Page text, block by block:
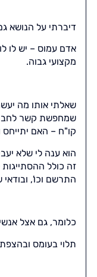
דיברתי על הנושא
אדם עמוס – יש לו
מקצועי גבוה.
שאלתי אותו מה
שמחפשת קשר
קו"ח – האם יתייחס
הוא ענה לי שלא
זה כולל
התרשם וכו',
כלומר, גם אצל
תלוי בעומס